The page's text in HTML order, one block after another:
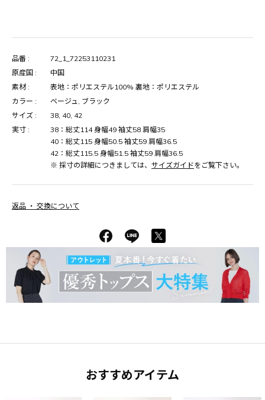
品番 :
72_1_72253110231
原産国 :
中国
素材 :
表地：ポリエステル100% 裏地：ポリエステル
カラー :
ベージュ, ブラック
サイズ :
38, 40, 42
実寸 :
38：総丈114 身幅49 袖丈58 肩幅35
40：総丈115 身幅50.5 袖丈59 肩幅36.5
42：総丈115.5 身幅51.5 袖丈59 肩幅36.5
※ 採寸の詳細につきましては、 サイズガイドをご覧下さい。
返品 ・ 交換について
おすすめアイテム